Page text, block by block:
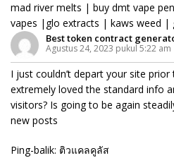
mad river melts | buy dmt vape
vapes |glo extracts | kaws weed |
Best token contract
Agustus 24, 2023 pukul 5:22 am
I just couldn’t depart your site
extremely loved the standard info
visitors? Is going to be again
new posts
Ping-balik: ติวแคลคูลัส